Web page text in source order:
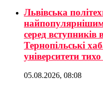
Львівська
серед вступників
Тернопільські
університети
05.08.2026, 08:08